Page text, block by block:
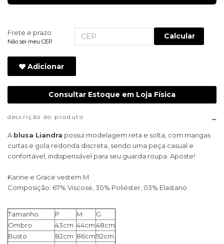
Frete e prazo:
Não sei meu CEP
Calcular
Adicionar
Consultar Estoque em Loja Física
descrição do produto
A blusa Liandra possui modelagem reta e solta, com mangas
curtas e gola redonda discreta, sendo uma peça casual e
confortável, indispensável para seu guarda roupa. Aposte!
Karine e Grace vestem M
Composição: 67% Viscose, 30% Poliéster, 03% Elastano
Tamanho P M
G
Ombro
43cm 44cm48cm
Busto
82cm 86cm92cm